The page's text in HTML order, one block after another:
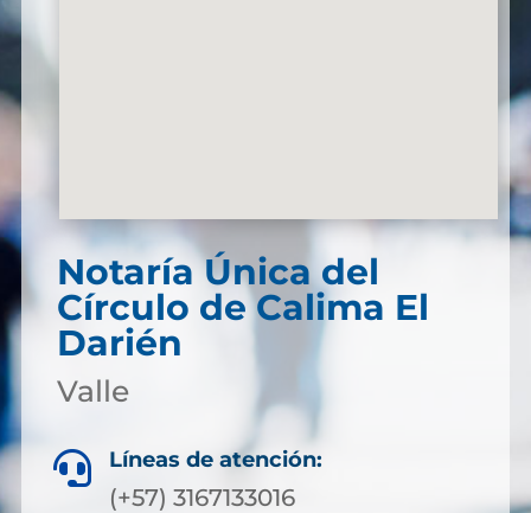
Notaría Única del
Círculo de Calima El
Darién
Valle
 Líneas de atención:
(+57) 3167133016